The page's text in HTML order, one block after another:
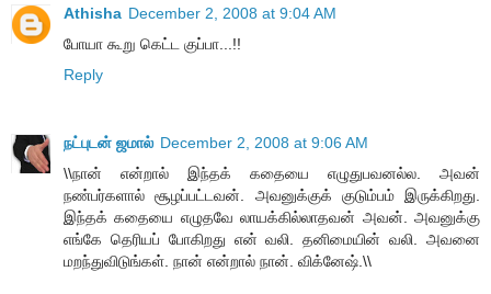
Athisha December 2, 2008 at 9:04 AM
போயா கூறு கெட்ட குப்பா...!!
Reply
நட்புடன் ஜமால் December 2, 2008 at 9:06 AM
\\நான் என்றால் இந்தக் கதையை எழுதுபவனல்ல. அவன்
நண்பர்களால் சூழப்பட்டவன். அவனுக்குக் குடும்பம் இருக்கிறது.
இந்தக் கதையை எழுதவே லாயக்கில்லாதவன் அவன். அவனுக்கு
எங்கே தெரியப் போகிறது என் வலி. தனிமையின் வலி. அவனை
மறந்துவிடுங்கள். நான் என்றால் நான். விக்னேஷ்.\\